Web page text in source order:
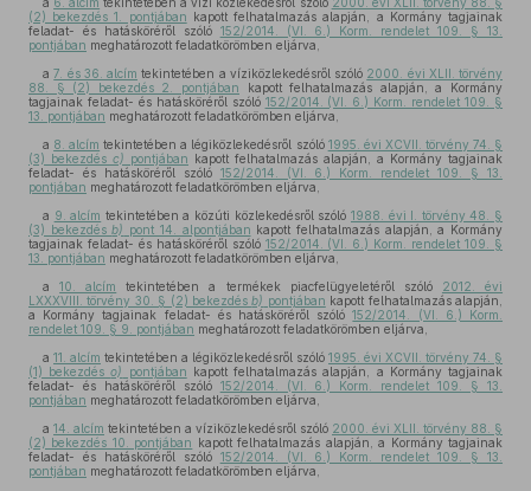
(2) bekezdés 1. pontjában kapott felhatalmazás alapján, a Kormány tagjainak
feladat- és hatásköréről szóló 152/2014. (VI. 6.) Korm. rendelet 109. § 13.
pontjában meghatározott feladatkörömben eljárva,
a7. és 36. alcím tekintetében a víziközlekedésről szóló 2000. évi XLII. törvény
88. § (2) bekezdés 2. pontjában kapott felhatalmazás alapján, a Kormány
tagjainak feladat- és hatásköréről szóló 152/2014. (VI. 6.) Korm. rendelet 109. §
13. pontjában meghatározott feladatkörömben eljárva,
a 8. alcím tekintetében a légiközlekedésről szóló 1995. évi XCVII. törvény 74. §
(3) bekezdés c) pontjában kapott felhatalmazás alapján, a Kormány tagjainak
feladat- és hatásköréről szóló 152/2014. (VI. 6.) Korm. rendelet 109. § 13.
pontjában meghatározott feladatkörömben eljárva,
a 9. alcím tekintetében a közúti közlekedésről szóló 1988. évi I. törvény 48. §
(3) bekezdésb) pont 14. alpontjában kapott felhatalmazás alapján, a Kormány
tagjainak feladat- és hatásköréről szóló 152/2014. (VI. 6.) Korm. rendelet 109. §
13. pontjában meghatározott feladatkörömben eljárva,
a10. alcím tekintetében a termékek piacfelügyeletéről szóló 2012. évi
LXXXVIII. törvény 30. § (2) bekezdésb) pontjában kapott felhatalmazás alapján,
a Kormány tagjainak feladat- és hatásköréről szóló152/2014. (VI. 6.) Korm.
rendelet 109. § 9. pontjában meghatározott feladatkörömben eljárva,
a 11. alcím tekintetében a légiközlekedésről szóló 1995. évi XCVII. törvény 74. §
(1) bekezdéso) pontjában kapott felhatalmazás alapján, a Kormány tagjainak
feladat- és hatásköréről szóló 152/2014. (VI. 6.) Korm. rendelet 109. § 13.
pontjában meghatározott feladatkörömben eljárva,
a 14. alcím tekintetében a víziközlekedésről szóló 2000. évi XLII. törvény 88. §
(2) bekezdés 10. pontjában kapott felhatalmazás alapján, a Kormány tagjainak
feladat- és hatásköréről szóló 152/2014. (VI. 6.) Korm. rendelet 109. § 13.
pontjában meghatározott feladatkörömben eljárva,